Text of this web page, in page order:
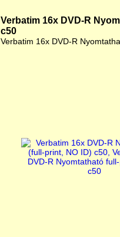
Verbatim 16x DVD-R
c50
Verbatim 16x DVD-R